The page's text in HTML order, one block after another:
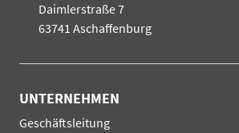
Daimlerstraße 7
63741 Aschaffenburg
UNTERNEHMEN
Navigation
Geschäftsleitung